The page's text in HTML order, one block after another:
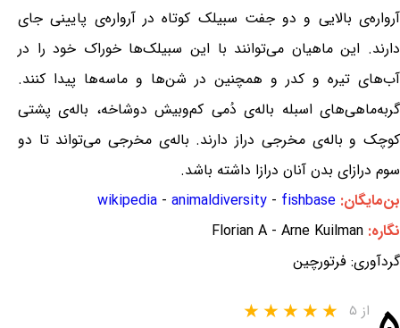
آرواره‌ی بالایی و دو جفت سبیلک کوتاه در آرواره‌ی پایینی جای
دارند. این ماهیان می‌توانند با این سبیلک‌ها خوراک خود را در
آب‌های تیره و کدر و همچنین در شن‌ها و ماسه‌ها پیدا کنند.
گربه‌ماهی‌های اسبله باله‌ی دُمی کم‌وبیش دوشاخه، باله‌ی پشتی
کوچک و باله‌ی مخرجی دراز دارند. باله‌ی مخرجی می‌تواند تا دو
سوم درازای بدن آنان درازا داشته باشد.
بن‌مایگان:
wikipedia - animaldiversity - fishbase
نگاره: Florian A - Arne Kuilman
گردآوری: فرتورچین
از ۵